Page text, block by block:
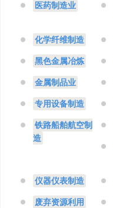
医药制造业
化学纤维制造
黑色金属冶炼
金属制品业
专用设备制造
铁路船舶航空制
造
仪器仪表制造
废弃资源利用